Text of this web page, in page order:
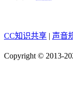
CC知识共享 | 声音
Copyright © 2013-